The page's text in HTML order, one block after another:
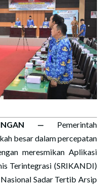
— Pemerintah
besar dalam percepatan
meresmikan Aplikasi
Terintegrasi (SRIKANDI)
Sadar Tertib Arsip